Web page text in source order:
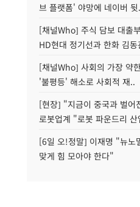
브 플랫폼' 야망에 네이버 뒷
[채널Who] 주식 담보 대출
HD현대 정기선과 한화 김동
[채널Who] 사회의 가장 약
'불평등' 해소로 사회적 재..
[현장] "지금이 중국과 벌어
로봇업계 "로봇 파운드리 산
[6일 오!정말] 이재명 "뉴노
맞게 힘 모아야 한다"